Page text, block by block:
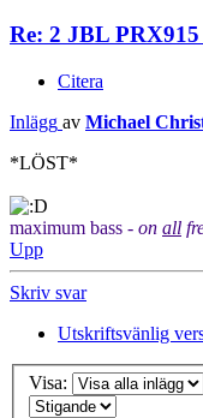
Re: 2 JBL
Citera
Inlägg av Michael
*LÖST*
maximum bass - on all
Upp
Skriv svar
Utskriftsvänlig
Visa: